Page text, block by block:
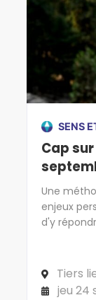
SENS
Cap
Une
enjeux
d'y
Tiers
l'Esvière,
jeu 24